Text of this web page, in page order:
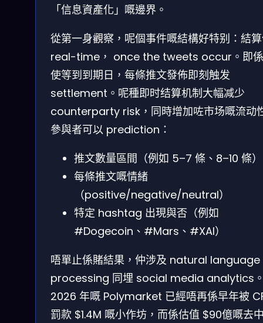
「信息資產化」嘅邊界。
從第一身觀察，呢個事件嘅結構好特别：結
real-time， once the tweets occur。即
使等到到期日，每條推文發佈即刻触发
settlement。呢種即时结算机制大幅减少
counterparty risk，同時增加咗市场嘅流动
參與者可以 prediction：
推文數量區間（例如 5–7 條、8–10 條）
每條推文嘅情緒
（positive/negative/neutral）
特定 hashtag 出現與否（例如
#Dogecoin、#Mars、#XAI）
唔單止係賭結果，仲涉及 natural language
processing 同埋 social media analytics
2026 年嘅 Polymarket 已經唔再係早年被
罰款 $1.4M 嘅小作坊，而係估值 $90億嘅去